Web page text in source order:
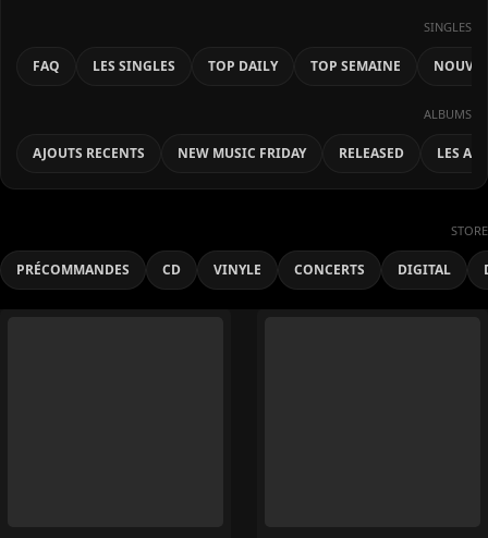
SINGLES
FAQ LES SINGLES TOP DAILY TOP SEMAINE
ALBUMS
AJOUTS RECENTS NEW MUSIC FRIDAY RELEASED LES
STORE
PRÉCOMMANDES CD VINYLE CONCERTS DIGITAL